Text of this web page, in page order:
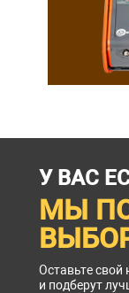
У ВАС
МЫ
Оставьте свой
и подберут